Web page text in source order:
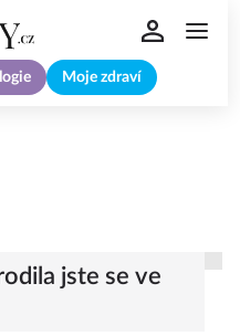
Moje zdraví
jste se ve